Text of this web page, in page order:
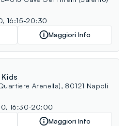
16:15-20:30
Maggiori Info
Arenella), 80121 Napoli
16:30-20:00
Maggiori Info